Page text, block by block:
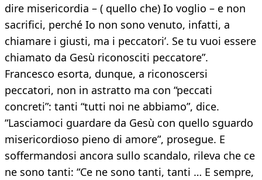
dire misericordia – ( quello che) Io voglio – e non
sacrifici, perché Io non sono venuto, infatti, a
chiamare i giusti, ma i peccatori’. Se tu vuoi essere
chiamato da Gesù riconosciti peccatore”.
Francesco esorta, dunque, a riconoscersi
peccatori, non in astratto ma con “peccati
concreti”: tanti “tutti noi ne abbiamo”, dice.
“Lasciamoci guardare da Gesù con quello sguardo
misericordioso pieno di amore”, prosegue. E
soffermandosi ancora sullo scandalo, rileva che ce
ne sono tanti: “Ce ne sono tanti, tanti … E sempre,